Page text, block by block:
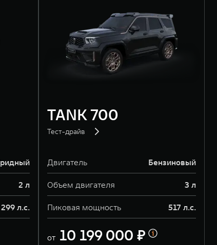
2 л
299 л.с.
TANK 700
Тест-драйв
Двигатель Бензиновый
Объем двигателя 3 л
Пиковая мощность 517 л.с.
от 10 199 000 ₽